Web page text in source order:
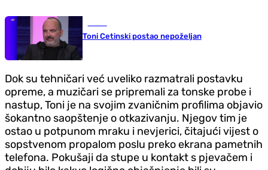
Toni Cetinski postao nepoželjan
Dok su tehničari već uveliko razmatrali postavku
opreme, a muzičari se pripremali za tonske probe i
nastup, Toni je na svojim zvaničnim profilima objavio
šokantno saopštenje o otkazivanju. Njegov tim je
ostao u potpunom mraku i nevjerici, čitajući vijest o
sopstvenom propalom poslu preko ekrana pametnih
telefona. Pokušaji da stupe u kontakt s pjevačem i